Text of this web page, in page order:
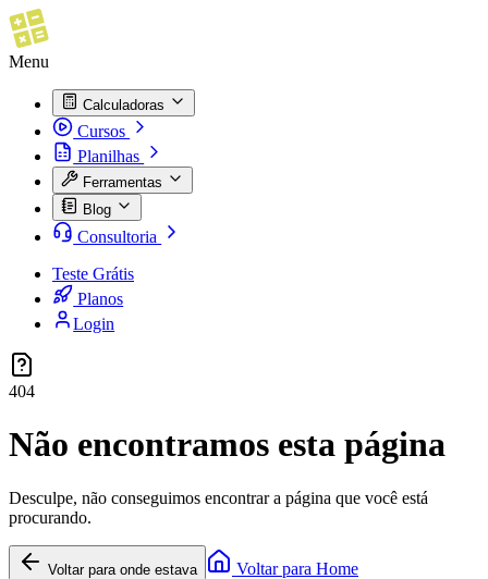
Menu
Calculadoras
Cursos
Planilhas
Ferramentas
Blog
Consultoria
Teste Grátis
Planos
Login
404
Não encontramos esta página
Desculpe, não conseguimos encontrar a página que você está
procurando.
Voltar para onde estava Voltar para Home